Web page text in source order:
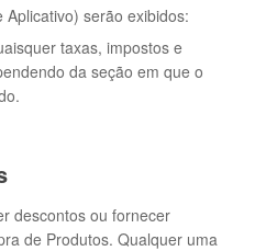
serão exibidos:
taxas, impostos e
da seção em que o
descontos ou fornecer
de Produtos. Qualquer uma